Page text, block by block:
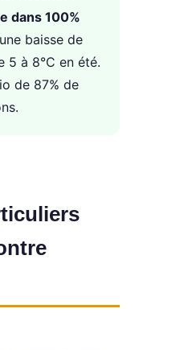
dans 100%
baisse de
5 à 8°C en été.
de 87% de